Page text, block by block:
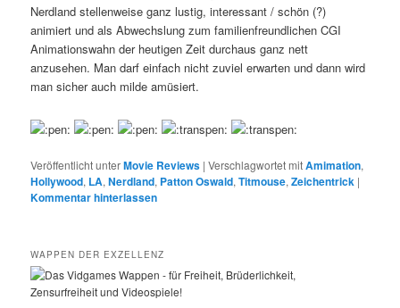
Nerdland stellenweise ganz lustig, interessant / schön (?)
animiert und als Abwechslung zum familienfreundlichen CGI
Animationswahn der heutigen Zeit durchaus ganz nett
anzusehen. Man darf einfach nicht zuviel erwarten und dann wird
man sicher auch milde amüsiert.
Veröffentlicht unterMovie Reviews |Verschlagwortet mitAmimation,
Hollywood, LA,Nerdland, Patton Oswald,Titmouse,Zeichentrick |
Kommentar hinterlassen
WAPPEN DER EXZELLENZ